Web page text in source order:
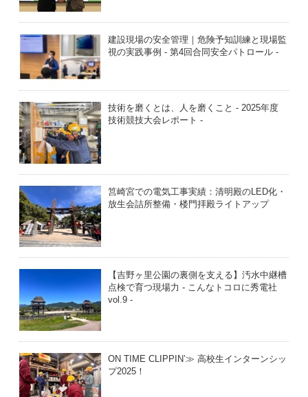
建設現場の安全管理｜危険予知訓練と現場監
視の実践事例 - 第4回合同安全パトロール -
技術を磨くとは、人を磨くこと - 2025年度
技術競技大会レポート -
筥崎宮での電気工事実績：清明殿のLED化・
放生会詰所整備・楼門拝殿ライトアップ
【吉野ヶ里公園の裏側を支える】汚水中継槽
点検で育つ現場力 - こんなトコロに秀電社
vol.9 -
ON TIME CLIPPIN’≫ 高校生インターンシッ
プ2025！